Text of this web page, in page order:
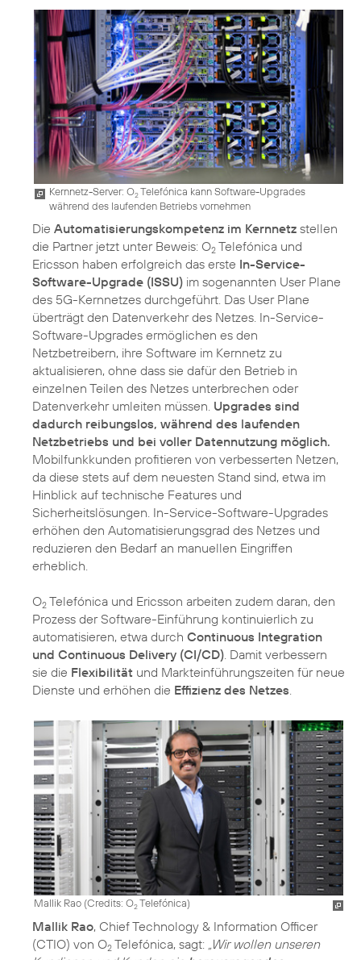
Kernnetz-Server: O2Telefónica kann Software-Upgrades
während des laufenden Betriebs vornehmen
Die Automatisierungskompetenz im Kernnetz stellen
die Partner jetzt unter Beweis: O2 Telefónica und
Ericsson haben erfolgreich das erste In-Service-
Software-Upgrade (ISSU) im sogenannten User Plane
des 5G-Kernnetzes durchgeführt. Das User Plane
überträgt den Datenverkehr des Netzes. In-Service-
Software-Upgrades ermöglichen es den
Netzbetreibern, ihre Software im Kernnetz zu
aktualisieren, ohne dass sie dafür den Betrieb in
einzelnen Teilen des Netzes unterbrechen oder
Datenverkehr umleiten müssen. Upgrades sind
dadurch reibungslos, während des laufenden
Netzbetriebs und bei voller Datennutzung möglich.
Mobilfunkkunden profitieren von verbesserten Netzen,
da diese stets auf dem neuesten Stand sind, etwa im
Hinblick auf technische Features und
Sicherheitslösungen. In-Service-Software-Upgrades
erhöhen den Automatisierungsgrad des Netzes und
reduzieren den Bedarf an manuellen Eingriffen
erheblich.
O2 Telefónica und Ericsson arbeiten zudem daran, den
Prozess der Software-Einführung kontinuierlich zu
automatisieren, etwa durch Continuous Integration
und Continuous Delivery (CI/CD). Damit verbessern
sie die Flexibilität und Markteinführungszeiten für neue
Dienste und erhöhen die Effizienz des Netzes.
Mallik Rao (Credits: O2Telefónica)
Mallik Rao, Chief Technology & Information Officer
(CTIO) von O2 Telefónica, sagt: „Wir wollen unseren